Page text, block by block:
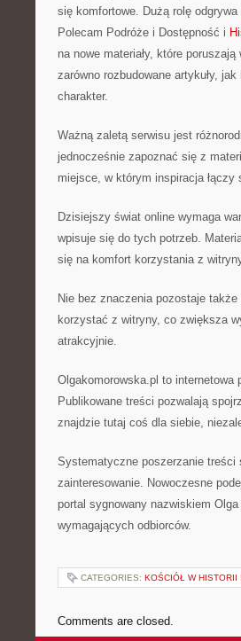
się komfortowe. Dużą rolę
Polecam Podróże i Dostępność i
na nowe materiały, które
zarówno rozbudowane artykuły,
charakter.
Ważną zaletą serwisu jest
jednocześnie zapoznać się z
miejsce, w którym inspiracja łączy
Dzisiejszy świat online wymaga
wpisuje się do tych potrzeb.
się na komfort korzystania z
Nie bez znaczenia pozostaje
korzystać z witryny, co zwiększa
atrakcyjnie.
Olgakomorowska.pl to
Publikowane treści pozwalają
znajdzie tutaj coś dla siebie,
Systematyczne poszerzanie treści
zainteresowanie. Nowoczesne
portal sygnowany nazwiskiem
wymagających odbiorców.
CATEGORIES: KOŚCIÓŁ W HISTORII
Comments are closed.